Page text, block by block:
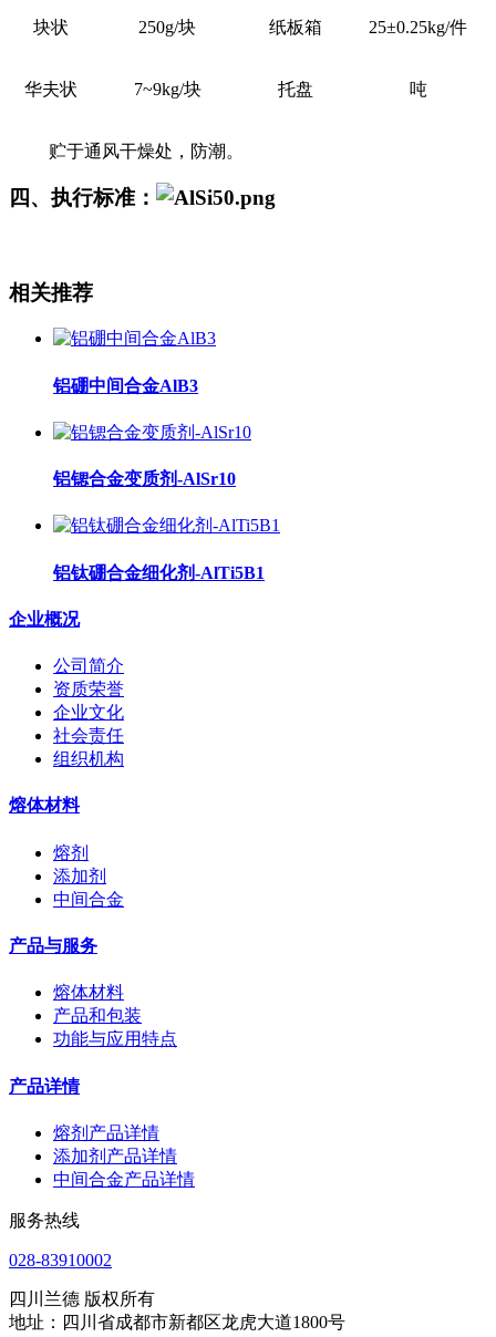
块状 250g/块 纸板箱 25±0.25kg/件
华夫状 7~9kg/块 托盘 吨
贮于通风干燥处，防潮。
四、执行标准：
相关推荐
铝硼中间合金AlB3
铝锶合金变质剂-AlSr10
铝钛硼合金细化剂-AlTi5B1
企业概况
公司简介
资质荣誉
企业文化
社会责任
组织机构
熔体材料
熔剂
添加剂
中间合金
产品与服务
熔体材料
产品和包装
功能与应用特点
产品详情
熔剂产品详情
添加剂产品详情
中间合金产品详情
服务热线
028-83910002
四川兰德 版权所有
地址：四川省成都市新都区龙虎大道1800号